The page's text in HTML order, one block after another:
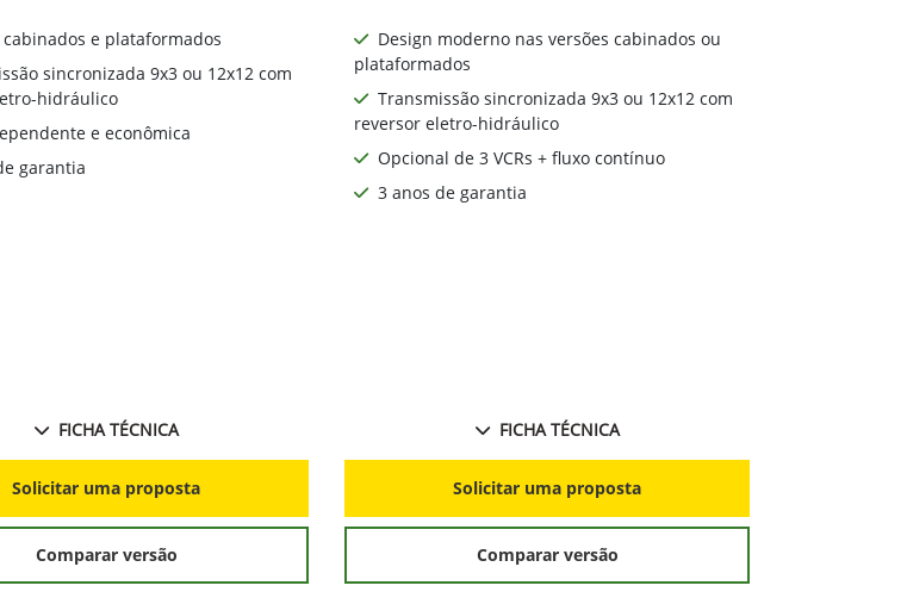
cabinados e plataformados
sincronizada 9x3 ou 12x12 com
hidráulico
e econômica
garantia
FICHA TÉCNICA
Solicitar uma proposta
Comparar versão
Design moderno nas versões cabinados ou
plataformados
Transmissão sincronizada 9x3 ou 12x12 com
reversor eletro-hidráulico
Opcional de 3 VCRs + fluxo contínuo
3 anos de garantia
FICHA TÉCNICA
Solicitar uma proposta
Comparar versão